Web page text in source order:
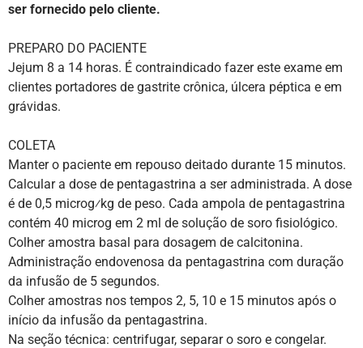
ser fornecido pelo cliente.
PREPARO DO PACIENTE
Jejum 8 a 14 horas. É contraindicado fazer este exame em
clientes portadores de gastrite crônica, úlcera péptica e em
grávidas.
COLETA
Manter o paciente em repouso deitado durante 15 minutos.
Calcular a dose de pentagastrina a ser administrada. A dose
é de 0,5 microg⁄kg de peso. Cada ampola de pentagastrina
contém 40 microg em 2 ml de solução de soro fisiológico.
Colher amostra basal para dosagem de calcitonina.
Administração endovenosa da pentagastrina com duração
da infusão de 5 segundos.
Colher amostras nos tempos 2, 5, 10 e 15 minutos após o
início da infusão da pentagastrina.
Na seção técnica: centrifugar, separar o soro e congelar.